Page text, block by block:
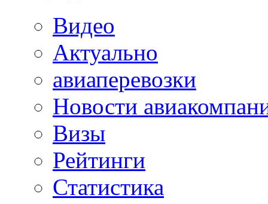
Видео
Актуально
авиаперевозки
Новости
Визы
Рейтинги
Статистика